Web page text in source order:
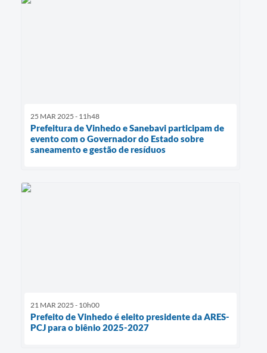
25 MAR 2025 - 11h48
Prefeitura de Vinhedo e Sanebavi participam de
evento com o Governador do Estado sobre
saneamento e gestão de resíduos
21 MAR 2025 - 10h00
Prefeito de Vinhedo é eleito presidente da ARES-
PCJ para o biênio 2025-2027